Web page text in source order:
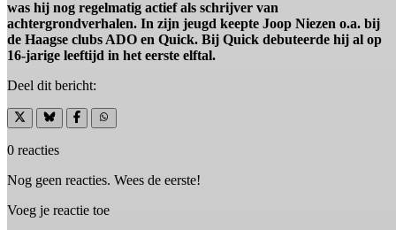
was hij nog regelmatig actief als schrijver van
achtergrondverhalen. In zijn jeugd keepte Joop Niezen o.a. bij
de Haagse clubs ADO en Quick. Bij Quick debuteerde hij al op
16-jarige leeftijd in het eerste elftal.
Deel dit bericht:
0 reacties
Nog geen reacties. Wees de eerste!
Voeg je reactie toe